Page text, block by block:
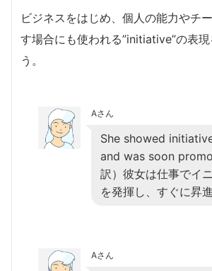
ビジネスをはじめ、個人の能力やチ
す場合にも使われる”initiative”の表現
う。
Aさん
She showed
and was soon
訳）彼女は仕事でイ
を発揮し、すぐに昇
Aさん